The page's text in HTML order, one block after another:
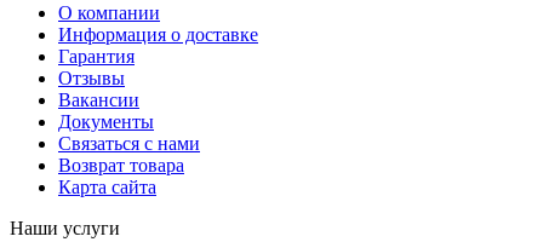
О компании
Информация о доставке
Гарантия
Отзывы
Вакансии
Документы
Связаться с нами
Возврат товара
Карта сайта
Наши услуги